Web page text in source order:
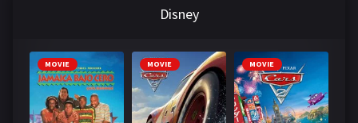
Disney
MOVIE MOVIE MOVIE